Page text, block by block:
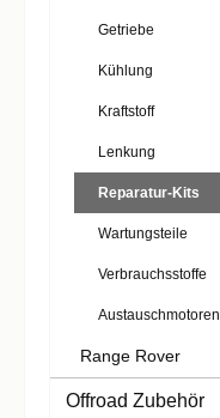
Getriebe
Kühlung
Kraftstoff
Lenkung
Reparatur-Kits
Wartungsteile
Verbrauchsstoffe
Austauschmotoren
Range Rover
Offroad Zubehör